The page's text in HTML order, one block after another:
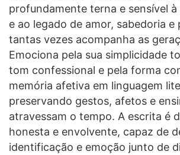
profundamente terna e sensível
e ao legado de amor, sabedoria e
tantas vezes acompanha as
Emociona pela sua simplicidade
tom confessional e pela forma
memória afetiva em linguagem
preservando gestos, afetos e
atravessam o tempo. A escrita é
honesta e envolvente, capaz de
identificação e emoção junto de